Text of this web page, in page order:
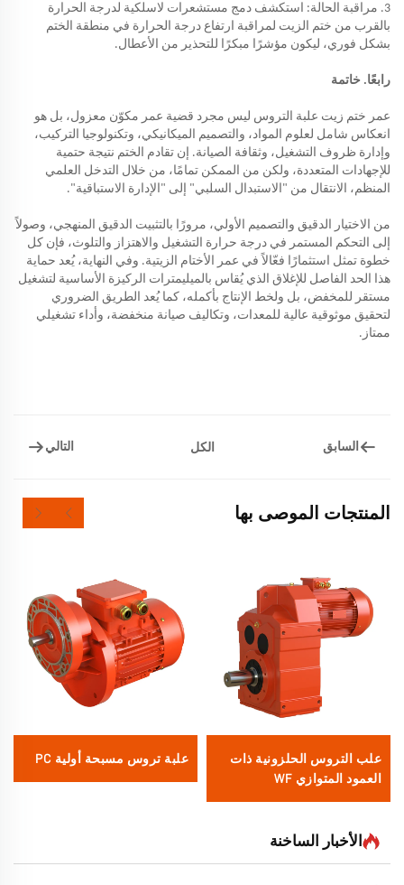
3. مراقبة الحالة: استكشف دمج مستشعرات لاسلكية لدرجة الحرارة
بالقرب من ختم الزيت لمراقبة ارتفاع درجة الحرارة في منطقة الختم
بشكل فوري، ليكون مؤشرًا مبكرًا للتحذير من الأعطال.
رابعًا. خاتمة
عمر ختم زيت علبة التروس ليس مجرد قضية عمر مكوّن معزول، بل هو
انعكاس شامل لعلوم المواد، والتصميم الميكانيكي، وتكنولوجيا التركيب،
وإدارة ظروف التشغيل، وثقافة الصيانة. إن تقادم الختم نتيجة حتمية
للإجهادات المتعددة، ولكن من الممكن تمامًا، من خلال التدخل العلمي
المنظم، الانتقال من "الاستبدال السلبي" إلى "الإدارة الاستباقية".
من الاختيار الدقيق والتصميم الأولي، مرورًا بالتثبيت الدقيق المنهجي، وصولاً
إلى التحكم المستمر في درجة حرارة التشغيل والاهتزاز والتلوث، فإن كل
خطوة تمثل استثمارًا فعّالاً في عمر الأختام الزيتية. وفي النهاية، يُعد حماية
هذا الحد الفاصل للإغلاق الذي يُقاس بالميليمترات الركيزة الأساسية لتشغيل
مستقر للمخفض، بل ولخط الإنتاج بأكمله، كما يُعد الطريق الضروري
لتحقيق موثوقية عالية للمعدات، وتكاليف صيانة منخفضة، وأداء تشغيلي
ممتاز.
السابق الكل التالي
المنتجات الموصى بها
علب التروس الحلزونية ذات
العمود المتوازي WF
علبة تروس مسبحة أولية PC
الأخبار الساخنة